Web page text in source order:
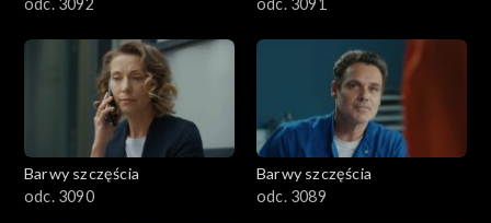
1501–1600
1401–1500
1301–1400
Barwy szczęścia
odc. 3090
Barwy szczęścia
odc. 3089